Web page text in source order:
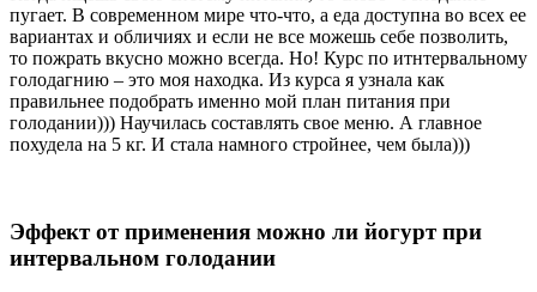
пугает. В современном мире что-что, а еда доступна во всех ее
вариантах и обличиях и если не все можешь себе позволить,
то пожрать вкусно можно всегда. Но! Курс по итнтервальному
голодагнию – это моя находка. Из курса я узнала как
правильнее подобрать именно мой план питания при
голодании))) Научилась составлять свое меню. А главное
похудела на 5 кг. И стала намного стройнее, чем была)))
Эффект от применения можно ли йогурт при
интервальном голодании